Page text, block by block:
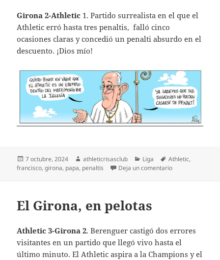
Girona 2-Athletic 1. Partido surrealista en el que el
Athletic erró hasta tres penaltis, falló cinco
ocasiones claras y concedió un penalti absurdo en el
descuento. ¡Dios mío!
Publicado
el
7 octubre, 2024 Autor
athleticrisasclub Categorías
Liga Etiquetas
Athletic,
francisco,girona, papa, penaltis Deja un comentarioen Athletic
El Girona, en pelotas
Athletic 3-Girona 2. Berenguer castigó dos errores
visitantes en un partido que llegó vivo hasta el
último minuto. El Athletic aspira a la Champions y el